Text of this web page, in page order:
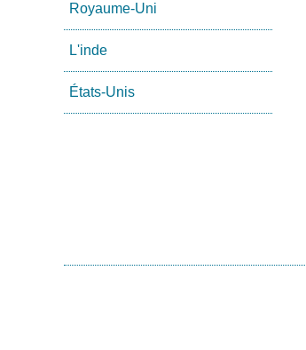
Royaume-Uni
L'inde
États-Unis